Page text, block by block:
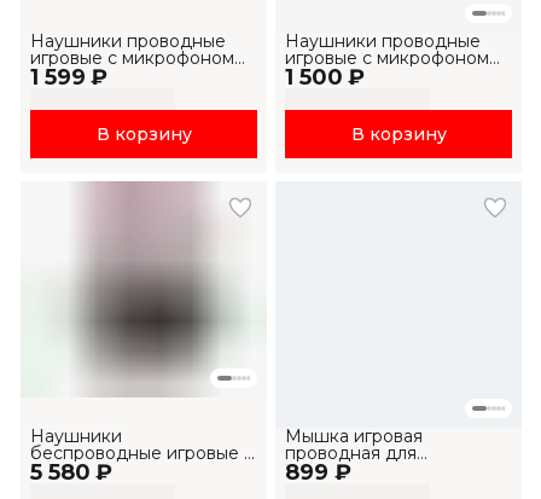
1 599 ₽
Наушники проводные
игровые с микрофоном
H2230U
В корзину
1 500 ₽
Наушники проводные
игровые с микрофоном
H2230d
В корзину
5 580 ₽
Наушники
беспроводные игровые с
микрофоном H2002BG 899 ₽
Мышка игровая
проводная для
компьютера и ноутбука
MS1034